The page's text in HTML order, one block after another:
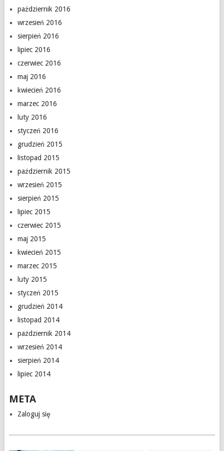
październik 2016
wrzesień 2016
sierpień 2016
lipiec 2016
czerwiec 2016
maj 2016
kwiecień 2016
marzec 2016
luty 2016
styczeń 2016
grudzień 2015
listopad 2015
październik 2015
wrzesień 2015
sierpień 2015
lipiec 2015
czerwiec 2015
maj 2015
kwiecień 2015
marzec 2015
luty 2015
styczeń 2015
grudzień 2014
listopad 2014
październik 2014
wrzesień 2014
sierpień 2014
lipiec 2014
META
Zaloguj się